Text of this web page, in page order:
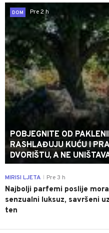
DOM
Pre 2 h
POBJEGNITE OD
RASHLAĐUJU KUĆU I
DVORIŠTU, A NE
MIRISI LJETA Pre 3 h
Najbolji parfemi poslije
senzualni luksuz, savršeni
ten